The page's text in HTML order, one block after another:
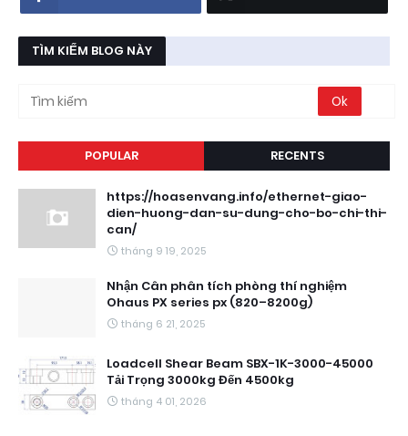
TÌM KIẾM BLOG NÀY
POPULAR RECENTS
https://hoasenvang.info/ethernet-giao-
dien-huong-dan-su-dung-cho-bo-chi-thi-
can/
tháng 9 19, 2025
Nhận Cân phân tích phòng thí nghiệm
Ohaus PX series px (820–8200g)
tháng 6 21, 2025
Loadcell Shear Beam SBX-1K-3000-45000
Tải Trọng 3000kg Đến 4500kg
tháng 4 01, 2026